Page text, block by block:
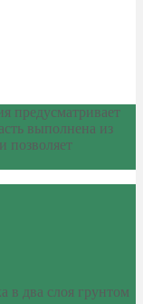
предусматривает
выполнена из
позволяет
в два слоя грунтом